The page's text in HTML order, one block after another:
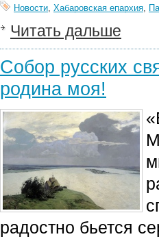
Новости, Хабаровская епархия,
Читать дальше
Собор русских
родина моя!
радостно бьется